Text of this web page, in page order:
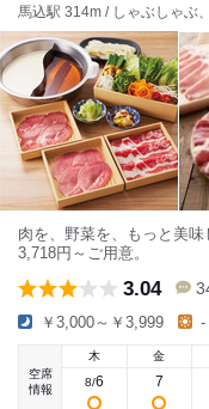
馬込駅 314m / しゃぶしゃぶ
肉を、野菜を、もっと美
3,718円～ご用意。
3.04
￥3,000～￥3,999 -
空席
情報
木
8/6
金
7